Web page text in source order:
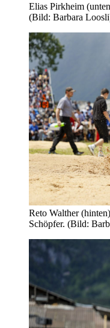
Elias Pirkheim
(Bild: Barbara
Reto Walther
Schöpfer. (Bild: